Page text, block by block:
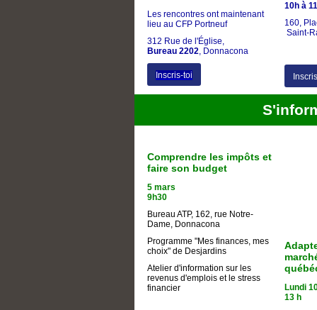
Les rencontres ont maintenant
lieu au CFP Portneuf
312 Rue de l'Église,
Bureau 2202, Donnacona
Inscris-toi
10h à
160,
Saint-
Comprendre les impôts et
faire son budget
5 mars
9h30
Bureau ATP, 162, rue Notre-
Dame, Donnacona
Programme "Mes finances, mes
choix" de Desjardins
Atelier d'information sur les
revenus d'emplois et le stress
financier
Lundi
13 h